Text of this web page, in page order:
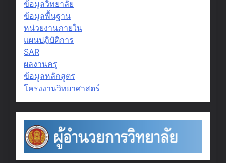
ข้อมูลวิทยาลัย
ข้อมูลพื้นฐาน
หน่วยงานภายใน
แผนปฏิบัติการ
SAR
ผลงานครู
ข้อมูลหลักสูตร
โครงงานวิทยาศาสตร์